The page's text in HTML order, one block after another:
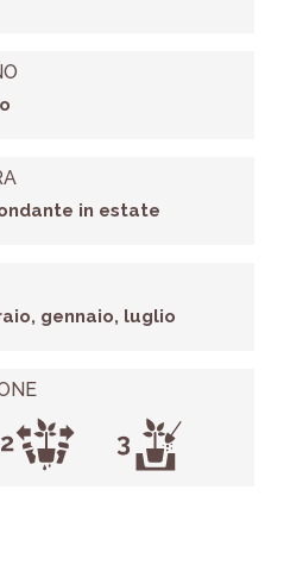
in estate
gennaio, luglio